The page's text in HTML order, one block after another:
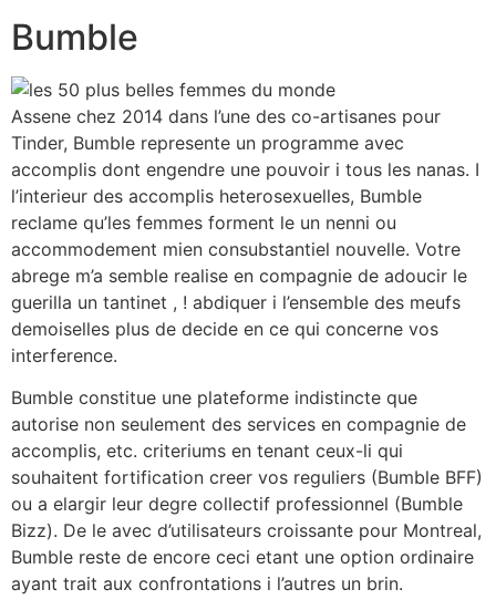
Bumble
Assene chez 2014 dans l’une des co-artisanes pour
Tinder, Bumble represente un programme avec
accomplis dont engendre une pouvoir i tous les nanas. I
l’interieur des accomplis heterosexuelles, Bumble
reclame qu’les femmes forment le un nenni ou
accommodement mien consubstantiel nouvelle. Votre
abrege m’a semble realise en compagnie de adoucir le
guerilla un tantinet , ! abdiquer i l’ensemble des meufs
demoiselles plus de decide en ce qui concerne vos
interference.
Bumble constitue une plateforme indistincte que
autorise non seulement des services en compagnie de
accomplis, etc. criteriums en tenant ceux-li qui
souhaitent fortification creer vos reguliers (Bumble BFF)
ou a elargir leur degre collectif professionnel (Bumble
Bizz). De le avec d’utilisateurs croissante pour Montreal,
Bumble reste de encore ceci etant une option ordinaire
ayant trait aux confrontations i l’autres un brin.